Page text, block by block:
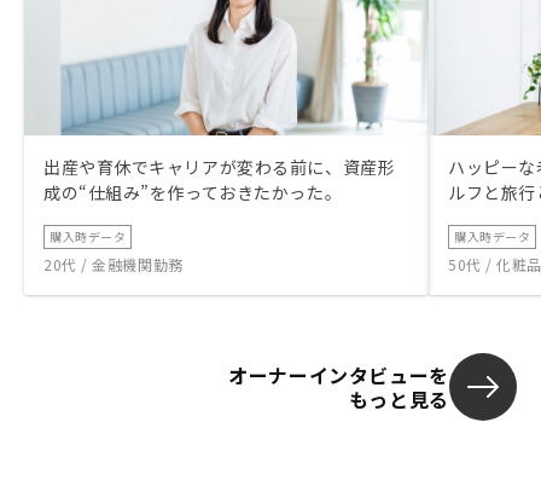
出産や育休でキャリアが変わる前に、資産形
成の“仕組み”を作っておきたかった。
購入時データ
20代 / 金融機関勤務
ハッピー
ルフと旅
購入時データ
50代 / 化粧
オーナーインタビューを
もっと見る